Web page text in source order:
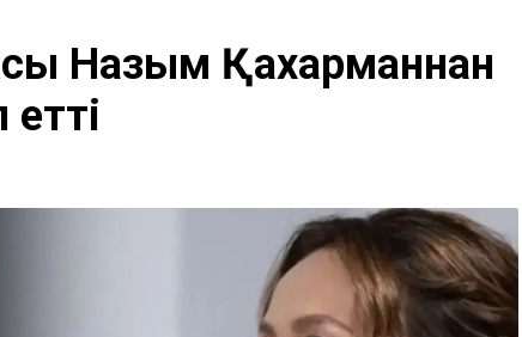
Назым Қахарманнан